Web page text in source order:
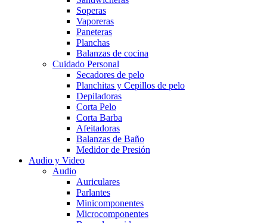
Soperas
Vaporeras
Paneteras
Planchas
Balanzas de cocina
Cuidado Personal
Secadores de pelo
Planchitas y Cepillos de pelo
Depiladoras
Corta Pelo
Corta Barba
Afeitadoras
Balanzas de Baño
Medidor de Presión
Audio y Video
Audio
Auriculares
Parlantes
Minicomponentes
Microcomponentes